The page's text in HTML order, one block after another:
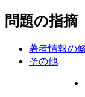
問題の指摘
著者情報の
その他